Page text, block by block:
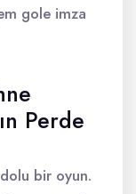
gole imza
Perde
bir oyun.